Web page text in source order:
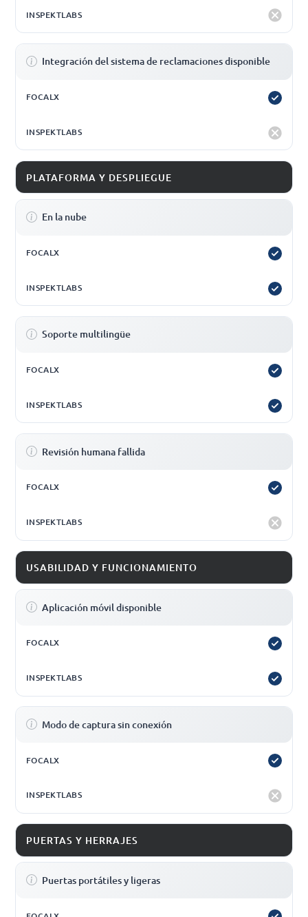
Integración del sistema de reclamaciones disponible
PLATAFORMA Y DESPLIEGUE
En la nube
Soporte multilingüe
Revisión humana fallida
USABILIDAD Y FUNCIONAMIENTO
Aplicación móvil disponible
Modo de captura sin conexión
PUERTAS Y HERRAJES
Puertas portátiles y ligeras